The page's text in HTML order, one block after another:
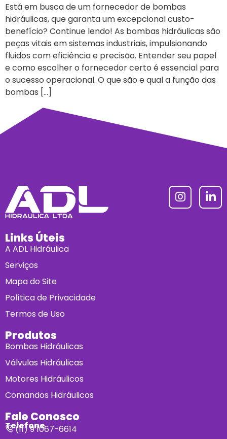
Está em busca de um fornecedor de bombas
hidráulicas, que garanta um excepcional custo-
benefício? Continue lendo! As bombas hidráulicas são
peças vitais em sistemas industriais, impulsionando
fluidos com eficiência e precisão. Entender seu papel
e como escolher o fornecedor certo é essencial para
o sucesso operacional. O que são e qual a função das
bombas […]
Links Úteis
A ADL Hidráulica
Serviços
Mapa do Site
Política de Privacidade
Termos de Uso
Produtos
Bombas Hidráulicas
Válvulas Hidráulicas
Motores Hidráulicos
Comandos Hidráulicos
Fale Conosco
Telefone
(11) 9 1067-6614